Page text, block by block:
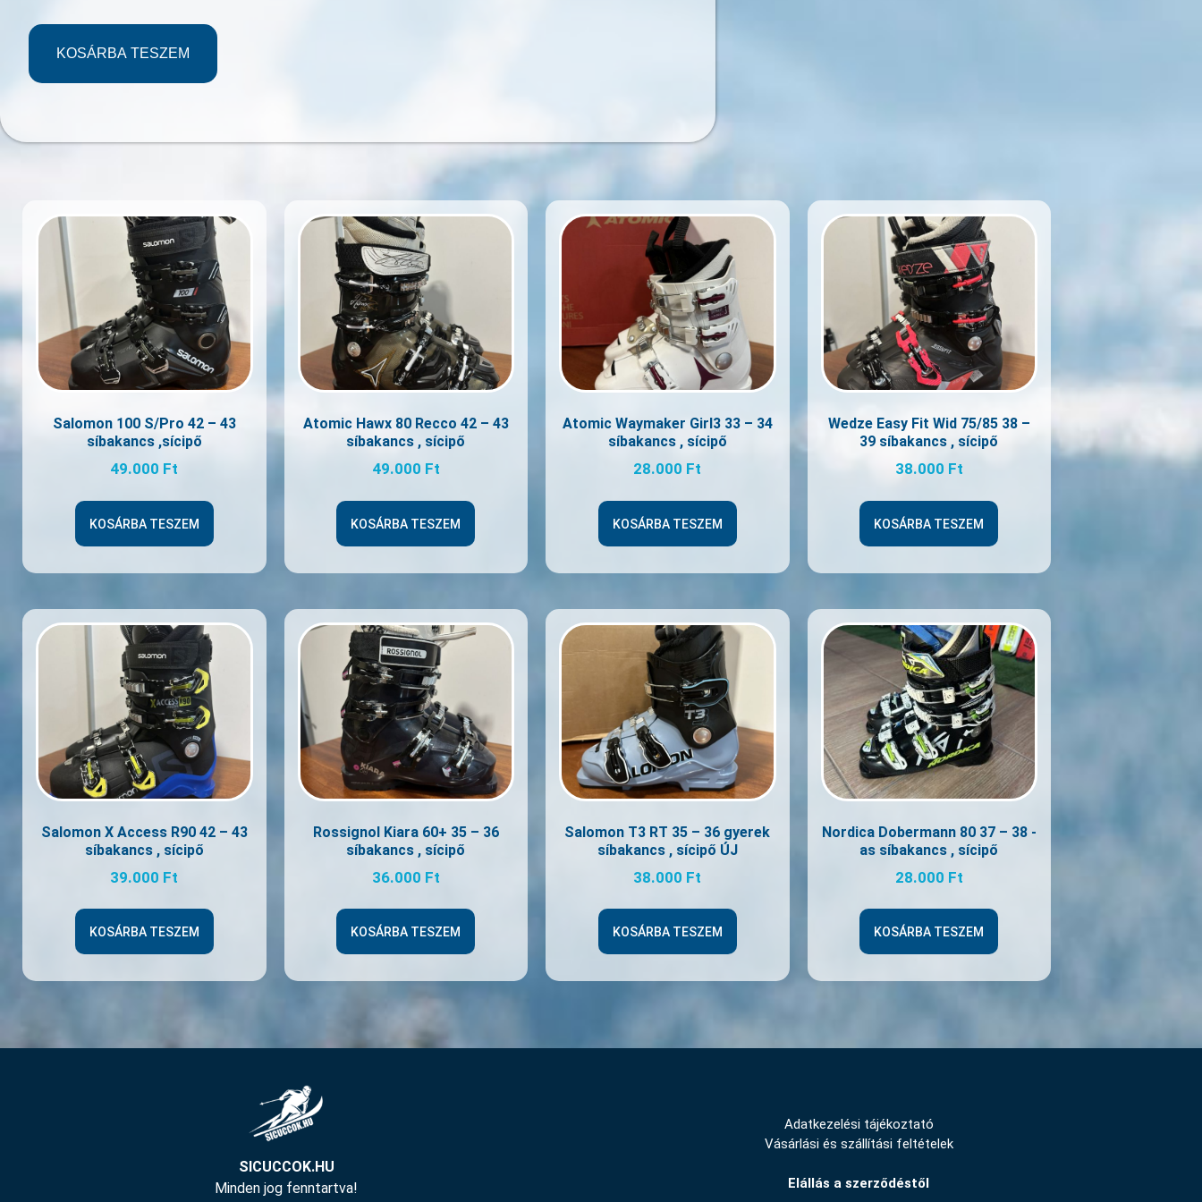
KOSÁRBA TESZEM
Salomon 100 S/Pro 42 – 43
síbakancs ,sícipő
49.000 Ft
KOSÁRBA TESZEM
Atomic Hawx 80 Recco 42 – 43
síbakancs , sícipő
49.000 Ft
KOSÁRBA TESZEM
Atomic Waymaker Girl3 33 – 34
síbakancs , sícipő
28.000 Ft
KOSÁRBA TESZEM
Wedze Easy Fit Wid 75/85 38 –
39 síbakancs , sícipő
38.000 Ft
KOSÁRBA TESZEM
Salomon X Access R90 42 – 43
síbakancs , sícipő
39.000 Ft
KOSÁRBA TESZEM
Rossignol Kiara 60+ 35 – 36
síbakancs , sícipő
36.000 Ft
KOSÁRBA TESZEM
Salomon T3 RT 35 – 36 gyerek
síbakancs , sícipő ÚJ
38.000 Ft
KOSÁRBA TESZEM
Nordica Dobermann 80 37 – 38 -
as síbakancs , sícipő
28.000 Ft
KOSÁRBA TESZEM
SICUCCOK.HU
Minden jog fenntartva!
Adatkezelési tájékoztató
Vásárlási és szállítási feltételek
Elállás a szerződéstől